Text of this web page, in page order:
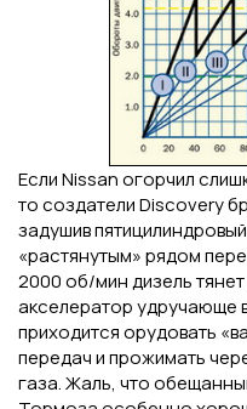
Если Nissan огорчил
то создатели Discovery
задушив
«растянутым» рядом
2000 об/мин дизель
акселератор удручающе
приходится орудовать
передач и прожимать
газа. Жаль, что